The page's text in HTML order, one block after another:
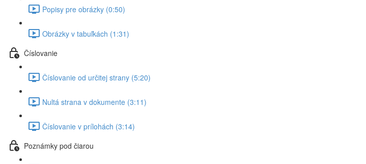
Popisy pre obrázky (0:50)
Obrázky v tabuľkách (1:31)
Číslovanie
Číslovanie od určitej strany (5:20)
Nultá strana v dokumente (3:11)
Číslovanie v prílohách (3:14)
Poznámky pod čiarou